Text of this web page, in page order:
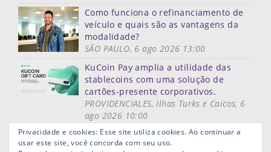
Como funciona o refinanciamento de
veículo e quais são as vantagens da
modalidade?
SÃO PAULO, 6 ago 2026 13:00
KuCoin Pay amplia a utilidade das
stablecoins com uma solução de
cartões-presente corporativos.
PROVIDENCIALES, Ilhas Turks e Caicos, 6
ago 2026 10:00
Mais notícias
Privacidade e cookies: Esse site utiliza cookies. Ao continuar a
usar este site, você concorda com seu uso.